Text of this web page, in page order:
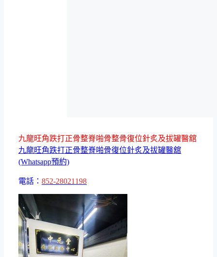
九龍旺角跌打正骨整脊啪骨整骨復位針炙及拔罐醫舘
九龍旺角跌打正骨整脊啪骨復位針炙及拔罐醫舘
(Whatsapp預約)
電話： 852-28021198